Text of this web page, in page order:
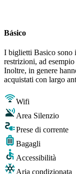
Básico
I biglietti Basico sono
restrizioni, ad
Inoltre, in genere
acquistati con largo
Wifi
Area Silenzio
Prese di corrente
Bagagli
Accessibilità
Aria condizionata